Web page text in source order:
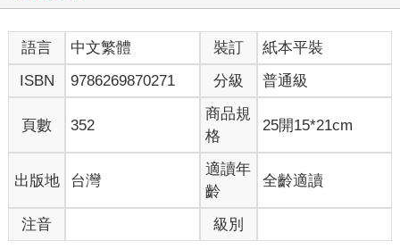
空蔚藍，但除了到處張貼的海報外，萬物似乎都失去了色彩。在
每個街角，那張蓄黑色八字鬍的臉龐居高臨下地俯視著。正對面
大樓的牆上就有一張。海報下方寫著老大哥在看著你，而那雙深
色的眼睛深深穿透了溫斯頓的眼睛。下面臨街的牆上貼著另一張
海報，其一角已經脫落，在風中不時拍打著，上面的兩個字時隱
時現：「英社」。極遠處有一架直升機在屋頂間低飛著，像隻綠
頭蒼蠅那樣盤旋了一會兒，然後划出一道弧線飛走了。那是員警
在巡邏，透過窗戶監視人民動靜。不過這種巡邏不足為懼。真正
在溫斯頓背後，「電屏」裡的聲音仍在喋喋不休地講著生鐵的事
和第九個三年計畫的超額完成情況。「電屏」除了能夠播放，還
能夠接收。溫斯頓發出的聲音只要高於低聲耳語，就會被接收
到，而且，只要他停留在那塊金屬板的視線範圍內，他的一言一
語言 中文繁體 裝訂
紙本平裝
ISBN
9786269870271 分級 普通級
頁數 352
商品規
格
25開15*21cm
出版地 台灣
適讀年
齡
全齡適讀
注音 級別